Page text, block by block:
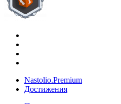
Nastolio.Premium
Достижения